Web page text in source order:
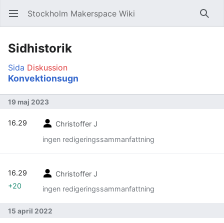
Öppna huvudmenyn Stockholm Makerspace Wiki Sök
Sidhistorik
Sida Diskussion
Konvektionsugn
19 maj 2023
Christoffer J
ingen redigeringssammanfattning
16.29
Christoffer J
ingen redigeringssammanfattning
16.29
+20
15 april 2022